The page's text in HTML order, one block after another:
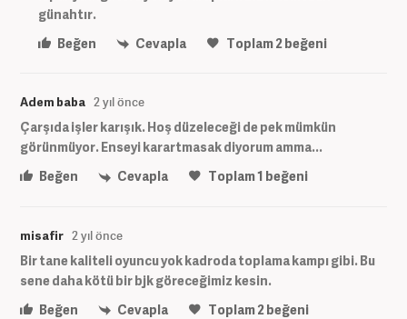
günahtır.
Beğen
Cevapla Toplam2beğeni
Adem baba 2 yıl önce
Çarşıda işler karışık. Hoş düzeleceği de pek mümkün
görünmüyor. Enseyi karartmasak diyorum amma...
Beğen
Cevapla Toplam1 beğeni
misafir 2 yıl önce
Bir tane kaliteli oyuncu yok kadroda toplama kampı gibi. Bu
sene daha kötü bir bjk göreceğimiz kesin.
Beğen
Cevapla Toplam2 beğeni